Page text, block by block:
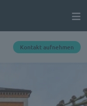
Kontakt aufnehmen